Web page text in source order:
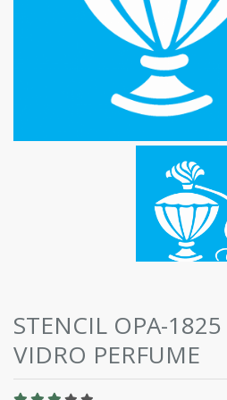
STENCIL OPA-
VIDRO PERFUME